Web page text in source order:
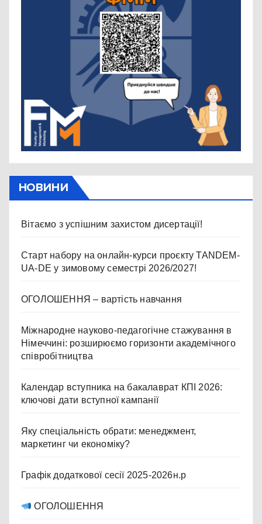
НОВИНИ
Вітаємо з успішним захистом дисертації!
Старт набору на онлайн-курси проєкту TANDEM-
UA-DE у зимовому семестрі 2026/2027!
ОГОЛОШЕННЯ – вартість навчання
Міжнародне науково-педагогічне стажування в
Німеччині: розширюємо горизонти академічного
співробітництва
Календар вступника на бакалаврат КПІ 2026:
ключові дати вступної кампанії
Яку спеціальність обрати: менеджмент,
маркетинг чи економіку?
Графік додаткової сесії 2025-2026н.р
ОГОЛОШЕННЯ